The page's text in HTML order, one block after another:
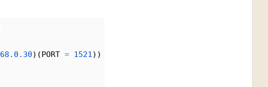
0. 30)(PORT = 1521))